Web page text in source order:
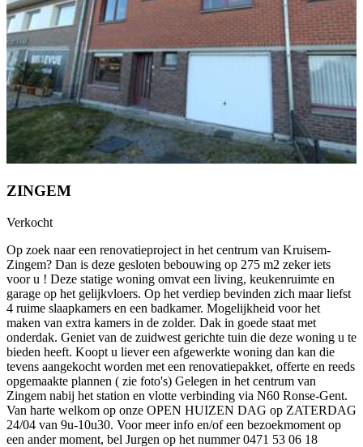
ZINGEM
Verkocht
Op zoek naar een renovatieproject in het centrum van Kruisem-
Zingem? Dan is deze gesloten bebouwing op 275 m2 zeker iets
voor u ! Deze statige woning omvat een living, keukenruimte en
garage op het gelijkvloers. Op het verdiep bevinden zich maar liefst
4 ruime slaapkamers en een badkamer. Mogelijkheid voor het
maken van extra kamers in de zolder. Dak in goede staat met
onderdak. Geniet van de zuidwest gerichte tuin die deze woning u te
bieden heeft. Koopt u liever een afgewerkte woning dan kan die
tevens aangekocht worden met een renovatiepakket, offerte en reeds
opgemaakte plannen ( zie foto's) Gelegen in het centrum van
Zingem nabij het station en vlotte verbinding via N60 Ronse-Gent.
Van harte welkom op onze OPEN HUIZEN DAG op ZATERDAG
24/04 van 9u-10u30. Voor meer info en/of een bezoekmoment op
een ander moment, bel Jurgen op het nummer 0471 53 06 18